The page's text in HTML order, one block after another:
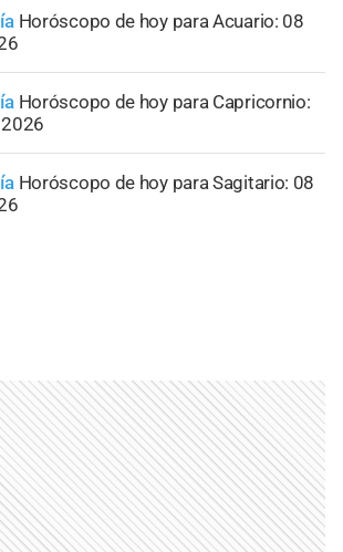
Horóscopo de hoy para Acuario: 08
Horóscopo de hoy para Capricornio:
Horóscopo de hoy para Sagitario: 08